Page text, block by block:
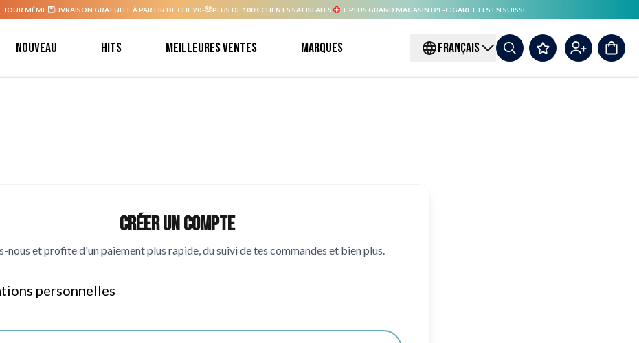
JOUR MÊME. LIVRAISON GRATUITE À PARTIR DE CHF 20.- PLUS DE 100K CLIENTS SATISFAITS. LE PLUS GRAND MAGASIN D'E-CIGARETTES EN SUISSE.
Nouveau Hits Meilleures ventes Marques FRANÇAIS
Créer un compte
nous et profite d'un paiement plus rapide, du suivi de tes commandes et bien plus.
personnelles